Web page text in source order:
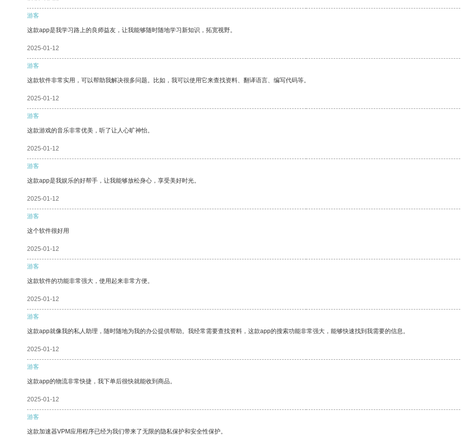
游客
这款app是我学习路上的良师益友，让我能够随时随地学习新知识，拓宽视野。
2025-01-12
游客
这款软件非常实用，可以帮助我解决很多问题。比如，我可以使用它来查找资料、翻译语言、编写代码等。
2025-01-12
游客
这款游戏的音乐非常优美，听了让人心旷神怡。
2025-01-12
游客
这款app是我娱乐的好帮手，让我能够放松身心，享受美好时光。
2025-01-12
游客
这个软件很好用
2025-01-12
游客
这款软件的功能非常强大，使用起来非常方便。
2025-01-12
游客
这款app就像我的私人助理，随时随地为我的办公提供帮助。我经常需要查找资料，这款app的搜索功能非常强大，能够快速找到我需要的信息。
2025-01-12
游客
这款app的物流非常快捷，我下单后很快就能收到商品。
2025-01-12
游客
这款加速器VPM应用程序已经为我们带来了无限的隐私保护和安全性保护。